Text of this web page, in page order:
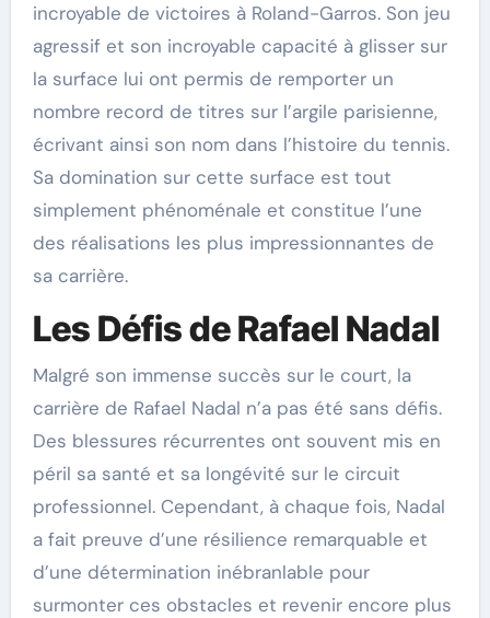
incroyable de victoires à Roland-Garros. Son jeu
agressif et son incroyable capacité à glisser sur
la surface lui ont permis de remporter un
nombre record de titres sur l’argile parisienne,
écrivant ainsi son nom dans l’histoire du tennis.
Sa domination sur cette surface est tout
simplement phénoménale et constitue l’une
des réalisations les plus impressionnantes de
sa carrière.
Les Défis de Rafael Nadal
Malgré son immense succès sur le court, la
carrière de Rafael Nadal n’a pas été sans défis.
Des blessures récurrentes ont souvent mis en
péril sa santé et sa longévité sur le circuit
professionnel. Cependant, à chaque fois, Nadal
a fait preuve d’une résilience remarquable et
d’une détermination inébranlable pour
surmonter ces obstacles et revenir encore plus